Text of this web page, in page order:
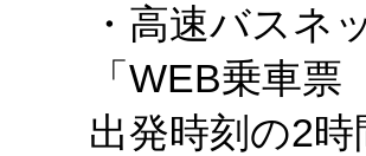
・高速バスネ
「WEB乗車
出発時刻の2